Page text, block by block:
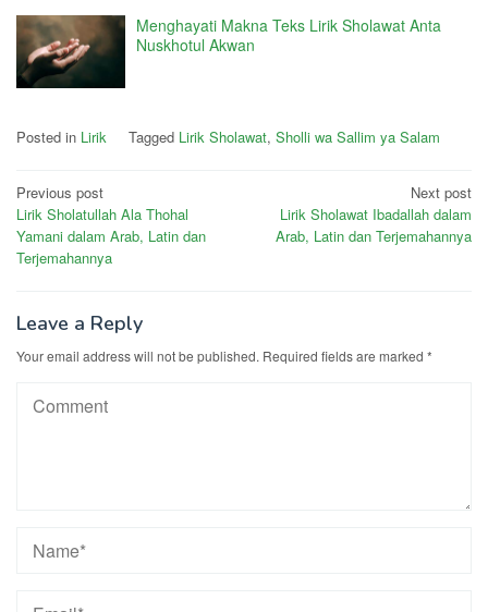
Menghayati Makna Teks Lirik Sholawat Anta
Nuskhotul Akwan
Posted in Lirik Tagged Lirik Sholawat, Sholli wa Sallim ya Salam
Post
navigation
Previous post
Lirik Sholatullah Ala Thohal
Yamani dalam Arab, Latin dan
Terjemahannya
Next post
Lirik Sholawat Ibadallah dalam
Arab, Latin dan Terjemahannya
Leave a Reply
Your email address will not be published. Required fields are marked *